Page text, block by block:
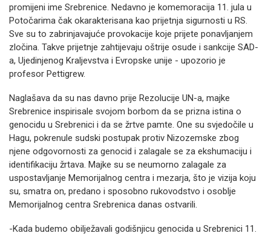
promijeni ime Srebrenice. Nedavno je komemoracija 11. jula u
Potočarima čak okarakterisana kao prijetnja sigurnosti u RS.
Sve su to zabrinjavajuće provokacije koje prijete ponavljanjem
zločina. Takve prijetnje zahtijevaju oštrije osude i sankcije SAD-
a, Ujedinjenog Kraljevstva i Evropske unije - upozorio je
profesor Pettigrew.
Naglašava da su nas davno prije Rezolucije UN-a, majke
Srebrenice inspirisale svojom borbom da se prizna istina o
genocidu u Srebrenici i da se žrtve pamte. One su svjedočile u
Hagu, pokrenule sudski postupak protiv Nizozemske zbog
njene odgovornosti za genocid i zalagale se za ekshumaciju i
identifikaciju žrtava. Majke su se neumorno zalagale za
uspostavljanje Memorijalnog centra i mezarja, što je vizija koju
su, smatra on, predano i sposobno rukovodstvo i osoblje
Memorijalnog centra Srebrenica danas ostvarili.
-Kada budemo obilježavali godišnjicu genocida u Srebrenici 11.